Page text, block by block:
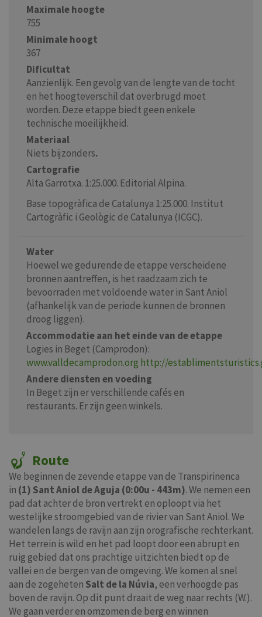
Maximale hoogte
755
Minimale hoogt
367
Dificultat
Aanzienlijk. Een gevolg van de lengte van de tocht
en het hoogteverschil dat overbrugd moet
worden. Deze etappe biedt geen enkele
technische moeilijkheid.
Materiaal
Niets bijzonders.
Cartografie
Alta Garrotxa. 1:25.000. Editorial Alpina.
Base topogràfica de Catalunya 1:25.000. Institut
Cartogràfic i Geològic de Catalunya (ICGC).
Water
Hoewel we gedurende de etappe verscheidene
bronnen aantreffen, is het raadzaam zich te
bevoorraden met voldoende water in Sant Aniol
(afhankelijk van de periode kunnen de bronnen
droog liggen).
Accommodatie aan het einde van de etappe
Logies in Beget (Camprodon):
www.valldecamprodon.org http://
Andere diensten en voeding
In Beget zijn er verschillende cafés en
restaurants. Er zijn geen winkels.
Route
We beginnen de zevende etappe van de Transpirinenca
in (1) Sant Aniol de Aguja (0:00u - 443m). We nemen een
pad dat achter de bron vertrekt en oploopt via het
westelijke stroomgebied van de rivier van Sant Aniol. We
wandelen langs de ravijn aan zijn orografische rechterkant.
Het terrein is wild en het pad loopt door een abrupt en
ruig gebied dat ons prachtige uitzichten biedt op de
vallei en de bergen van de omgeving. We komen al snel
aan de zogeheten Salt de la Núvia, een verhoogde pas
boven de ravijn. Op dit punt draait de weg naar rechts (W.).
We gaan verder en omzomen de berg en winnen